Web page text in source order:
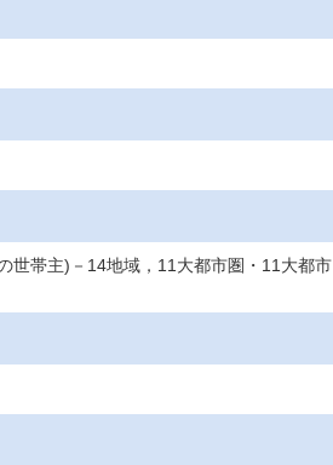
世帯主)－14地域，11大都市圏・11大都市